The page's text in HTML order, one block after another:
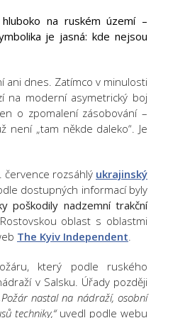
na ruském území –
je jasná: kde nejsou
ani dnes. Zatímco v minulosti
na moderní asymetrický boj
o zpomalení zásobování –
není „tam někde daleko“. Je
července rozsáhlý ukrajinský
dostupných informací byly
poškodily nadzemní trakční
oblast s oblastmi
The Kyiv Independent.
který podle ruského
v Salsku. Úřady později
nastal na nádraží, osobní
techniky,“uvedl podle webu